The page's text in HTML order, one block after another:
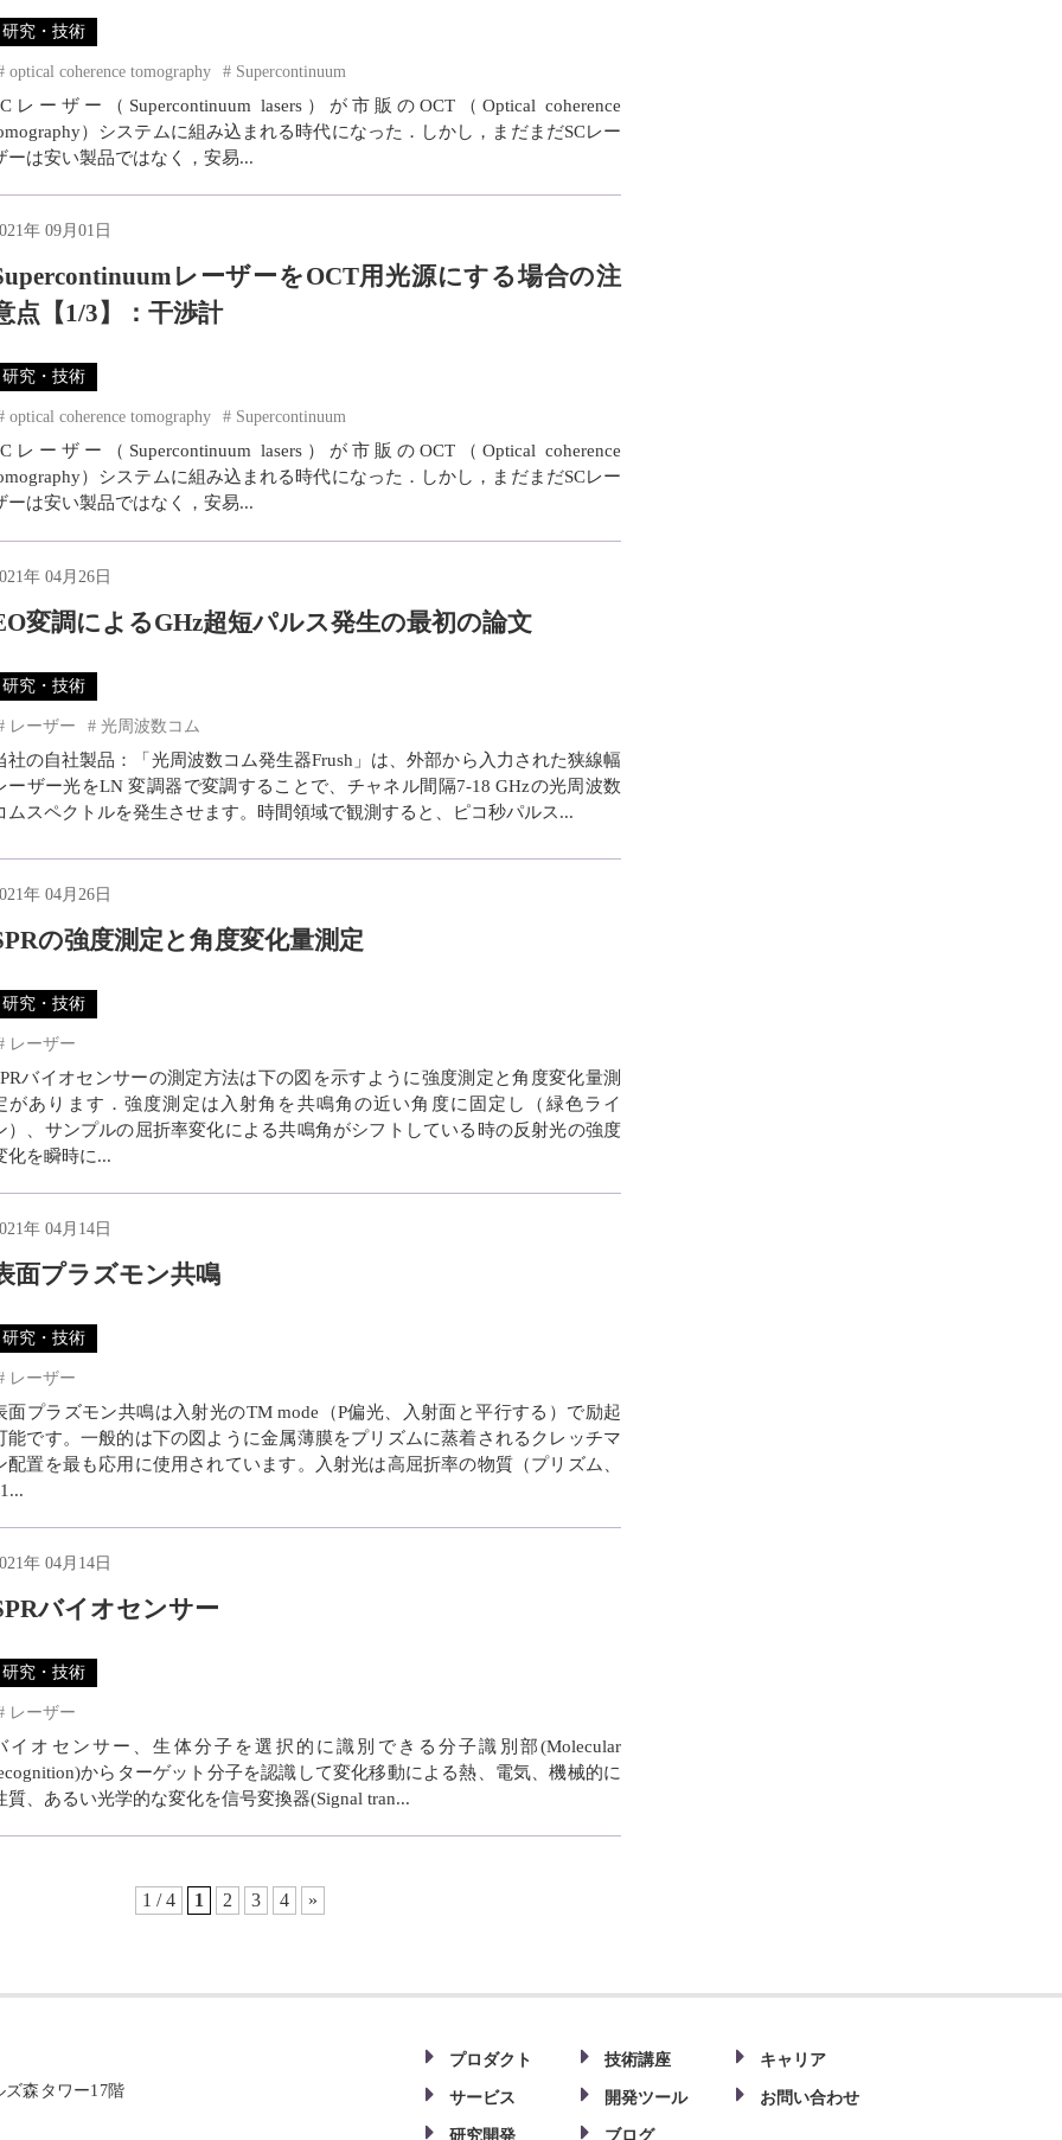
研究・技術
optical coherence tomography Supercontinuum
レーザー（Supercontinuum lasers）が市販のOCT（Optical coherence
）システムに組み込まれる時代になった．しかし，まだまだSCレー
ーは安い製品ではなく，安易...
年 09月01日
レーザーをOCT用光源にする場合の注
点【1/3】：干渉計
研究・技術
optical coherence tomography Supercontinuum
レーザー（Supercontinuum lasers）が市販のOCT（Optical coherence
）システムに組み込まれる時代になった．しかし，まだまだSCレー
ーは安い製品ではなく，安易...
年 04月26日
変調によるGHz超短パルス発生の最初の論文
研究・技術
レーザー 光周波数コム
社の自社製品：「光周波数コム発生器Frush」は、外部から入力された狭線幅
ーザー光をLN 変調器で変調することで、チャネル間隔7-18 GHzの光周波数
ムスペクトルを発生させます。時間領域で観測すると、ピコ秒パルス...
年 04月26日
の強度測定と角度変化量測定
研究・技術
レーザー
バイオセンサーの測定方法は下の図を示すように強度測定と角度変化量測
があります．強度測定は入射角を共鳴角の近い角度に固定し（緑色ライ
）、サンプルの屈折率変化による共鳴角がシフトしている時の反射光の強度
化を瞬時に...
年 04月14日
面プラズモン共鳴
研究・技術
レーザー
面プラズモン共鳴は入射光のTM mode（P偏光、入射面と平行する）で励起
能です。一般的は下の図ように金属薄膜をプリズムに蒸着されるクレッチマ
配置を最も応用に使用されています。入射光は高屈折率の物質（プリズム、
年 04月14日
バイオセンサー
研究・技術
レーザー
イオセンサー、生体分子を選択的に識別できる分子識別部(Molecular
からターゲット分子を認識して変化移動による熱、電気、機械的に
質、あるい光学的な変化を信号変換器(Signal tran...
1 / 4 1 2 3 4 »
プロダクト
サービス
研究開発
技術講座
開発ツール
ブログ
キャリア
お問い合わせ
森タワー17階